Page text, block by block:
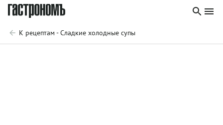
К рецептам - Сладкие холодные супы